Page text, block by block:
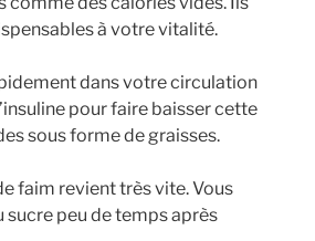
à votre vitalité.
dans votre circulation
pour faire baisser cette
sous forme de graisses.
faim revient très vite. Vous
sucre peu de temps après